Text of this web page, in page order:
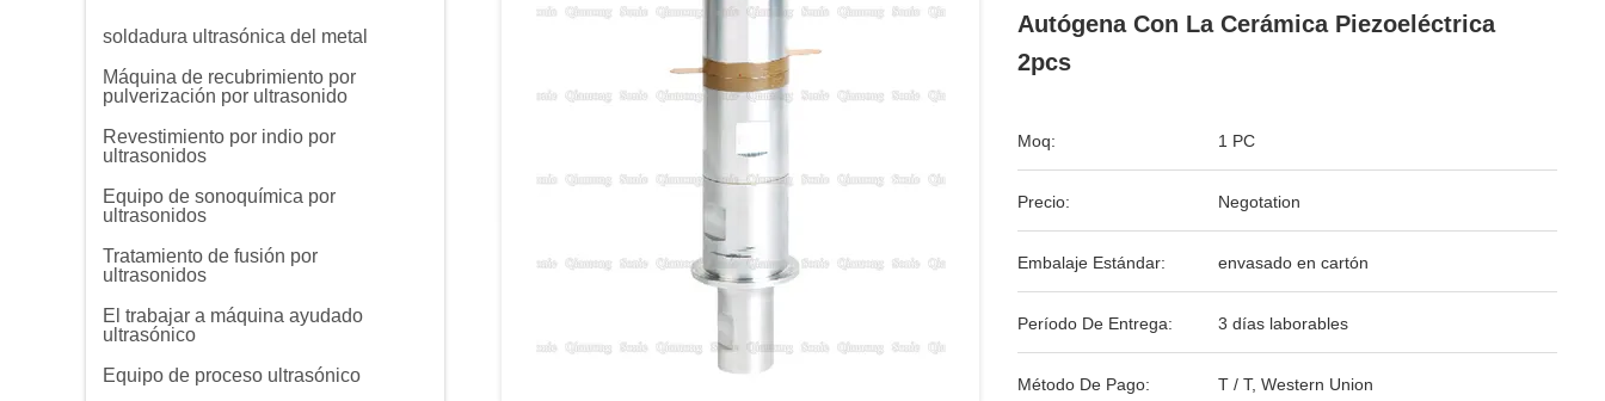
soldadura ultrasónica del metal
Máquina de recubrimiento por
pulverización por ultrasonido
Revestimiento por indio por
ultrasonidos
Equipo de sonoquímica por
ultrasonidos
Tratamiento de fusión por
ultrasonidos
El trabajar a máquina ayudado
ultrasónico
Equipo de proceso ultrasónico
Autógena Con La Cerámica Piezoeléctrica
2pcs
Moq: 1 PC
Precio: Negotation
Embalaje Estándar: envasado en cartón
Período De Entrega: 3 días laborables
Método De Pago: T / T, Western Union